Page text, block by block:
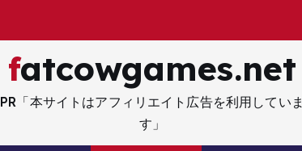
fatcowgames.net
PR「本サイトはアフィリエイト広告を利用していま
す」